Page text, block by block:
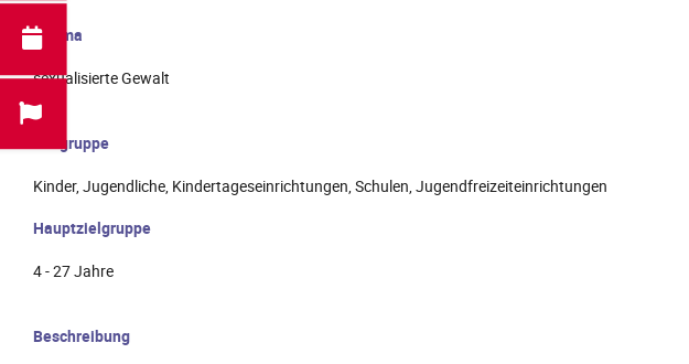
Thema
sexualisierte Gewalt
Zielgruppe
Kinder, Jugendliche, Kindertageseinrichtungen, Schulen, Jugendfreizeiteinrichtungen
Hauptzielgruppe
4 - 27 Jahre
Beschreibung